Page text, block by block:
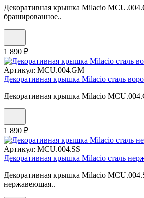
Декоративная крышка Milacio
брашированное..
1 890 ₽
Артикул: MCU.004.GM
Декоративная крышка Milacio сталь
Декоративная крышка Milacio
1 890 ₽
Артикул: MCU.004.SS
Декоративная крышка Milacio сталь
Декоративная крышка Milacio
нержавеющая..